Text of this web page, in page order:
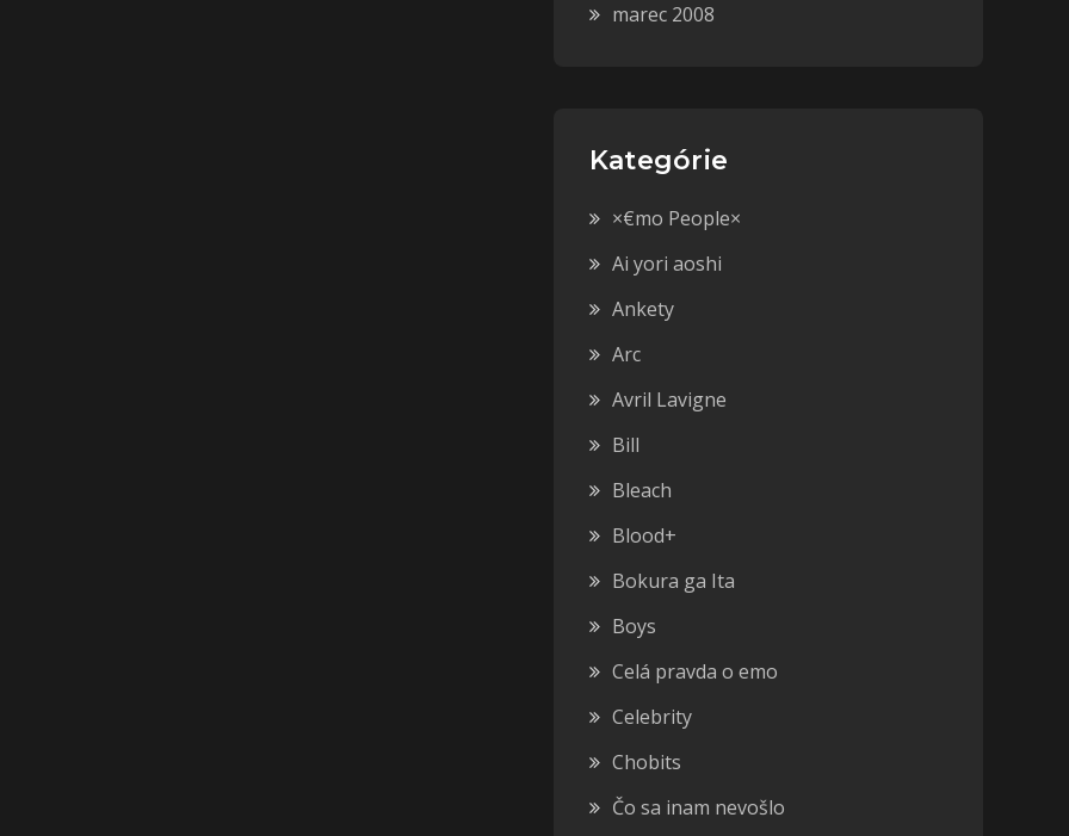
marec 2008
Kategórie
×€mo People×
Ai yori aoshi
Ankety
Arc
Avril Lavigne
Bill
Bleach
Blood+
Bokura ga Ita
Boys
Celá pravda o emo
Celebrity
Chobits
Čo sa inam nevošlo